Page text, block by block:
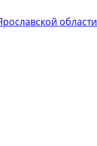
области